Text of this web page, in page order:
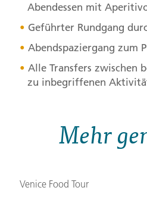
Abendessen mit
Geführter Rundgang
Abendspaziergang zum
Alle Transfers zwischen
zu inbegriffenen
Mehr
Venice Food Tour